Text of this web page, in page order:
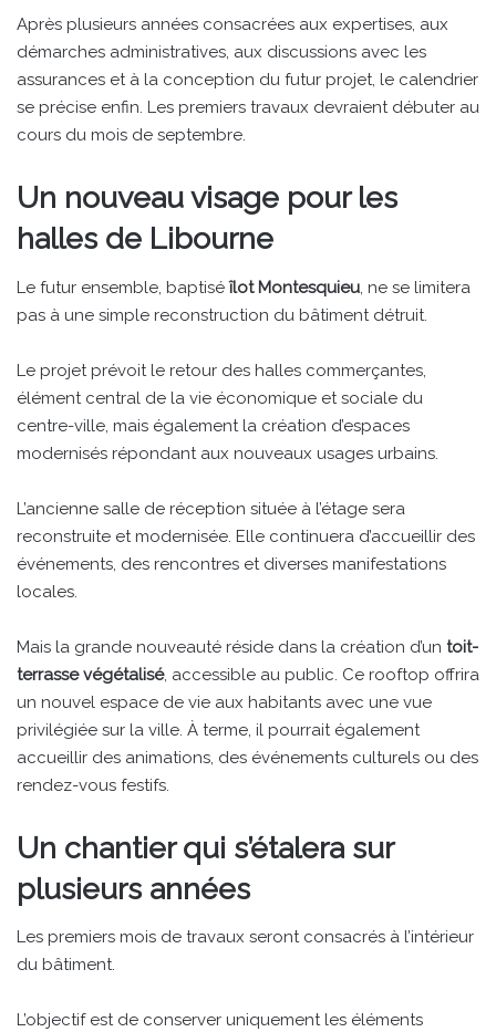
Après plusieurs années consacrées aux expertises, aux
démarches administratives, aux discussions avec les
assurances et à la conception du futur projet, le calendrier
se précise enfin. Les premiers travaux devraient débuter au
cours du mois de septembre.
Un nouveau visage pour les
halles de Libourne
Le futur ensemble, baptiséîlot Montesquieu , ne se limitera
pas à une simple reconstruction du bâtiment détruit.
Le projet prévoit le retour des halles commerçantes,
élément central de la vie économique et sociale du
centre-ville, mais également la création d’espaces
modernisés répondant aux nouveaux usages urbains.
L’ancienne salle de réception située à l’étage sera
reconstruite et modernisée. Elle continuera d’accueillir des
événements, des rencontres et diverses manifestations
locales.
Mais la grande nouveauté réside dans la création d’un toit-
terrasse végétalisé, accessible au public. Ce rooftop offrira
un nouvel espace de vie aux habitants avec une vue
privilégiée sur la ville. À terme, il pourrait également
accueillir des animations, des événements culturels ou des
rendez-vous festifs.
Un chantier qui s’étalera sur
plusieurs années
Les premiers mois de travaux seront consacrés à l’intérieur
du bâtiment.
L’objectif est de conserver uniquement les éléments